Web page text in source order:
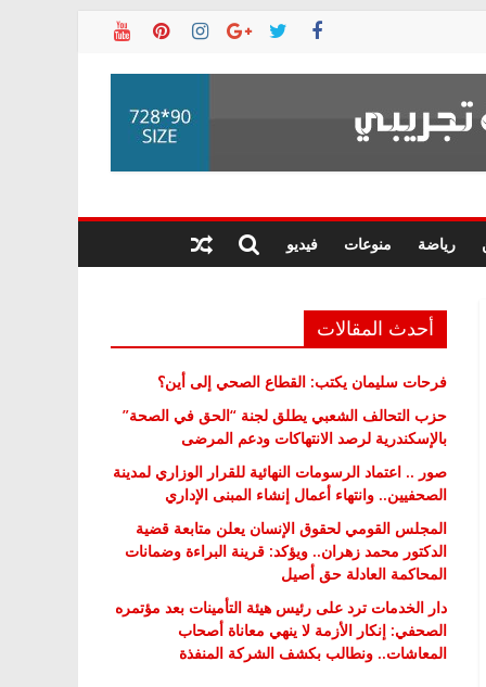
رياضة منوعات فيديو
أحدث المقالات
فرحات سليمان يكتب: القطاع الصحي إلى أين؟
حزب التحالف الشعبي يطلق لجنة “الحق في الصحة”
بالإسكندرية لرصد الانتهاكات ودعم المرضى
صور .. اعتماد الرسومات النهائية للقرار الوزاري لمدينة
الصحفيين.. وانتهاء أعمال إنشاء المبنى الإداري
المجلس القومي لحقوق الإنسان يعلن متابعة قضية
الدكتور محمد زهران.. ويؤكد: قرينة البراءة وضمانات
المحاكمة العادلة حق أصيل
دار الخدمات ترد على رئيس هيئة التأمينات بعد مؤتمره
الصحفي: إنكار الأزمة لا ينهي معاناة أصحاب
المعاشات.. ونطالب بكشف الشركة المنفذة